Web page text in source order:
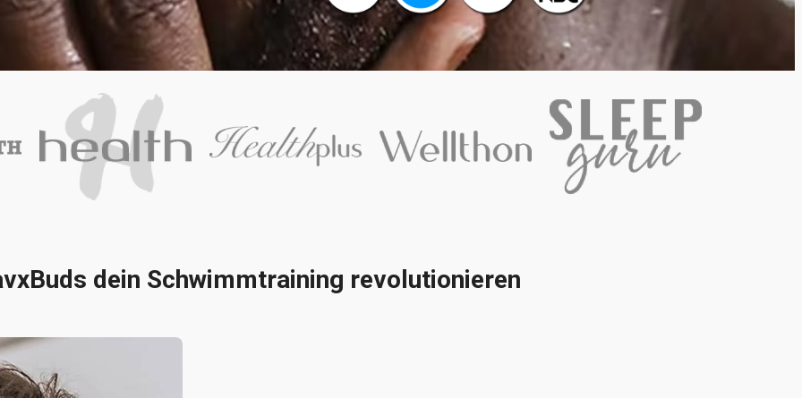
dein Schwimmtraining revolutionieren